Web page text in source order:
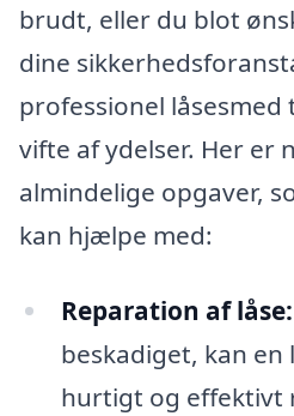
brudt, eller du blot
dine
professionel låsesmed
vifte af ydelser. Her er
almindelige opgaver,
kan hjælpe med:
Reparation af låse:
beskadiget, kan en
hurtigt og effektivt